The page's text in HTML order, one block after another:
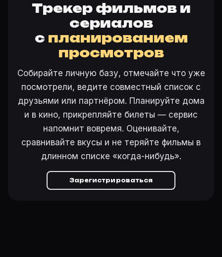
Трекер фильмов и
сериалов
с планированием
просмотров
Собирайте личную базу, отмечайте что уже
посмотрели, ведите совместный список с
друзьями или партнёром. Планируйте дома
и в кино, прикрепляйте билеты — сервис
напомнит вовремя. Оценивайте,
сравнивайте вкусы и не теряйте фильмы в
длинном списке «когда-нибудь».
Зарегистрироваться